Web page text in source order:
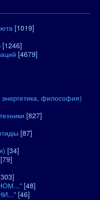
[1019]
[1246]
[4679]
философия)
[827]
[87]
[34]
[79]
[48]
[46]